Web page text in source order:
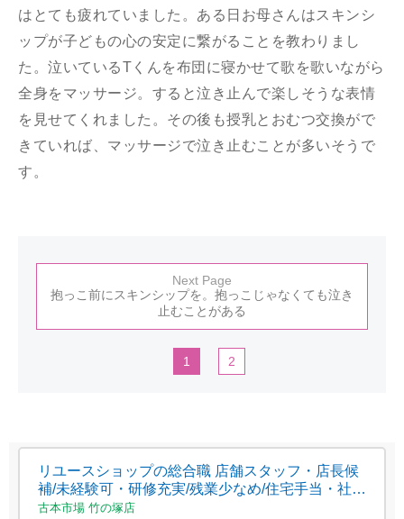
はとても疲れていました。ある日お母さんはスキンシ
ップが子どもの心の安定に繋がることを教わりまし
た。泣いているTくんを布団に寝かせて歌を歌いながら
全身をマッサージ。すると泣き止んで楽しそうな表情
を見せてくれました。その後も授乳とおむつ交換がで
きていれば、マッサージで泣き止むことが多いそうで
す。
Next Page
抱っこ前にスキンシップを。抱っこじゃなくても泣き
止むことがある
1 2
リユースショップの総合職 店舗スタッフ・店長候
補/未経験可・研修充実/残業少なめ/住宅手当・社宅
制度
古本市場 竹の塚店